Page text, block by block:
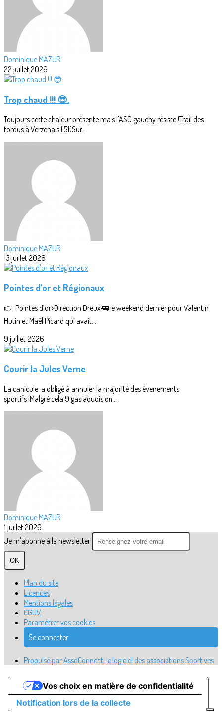
Dominique MAZUR
22 juillet 2026
Trop chaud !!! 😎.
Toujours cette chaleur présente mais l'ASG gauchy résiste !Trail des
tordus à Verzenais (51)Sur...
Dominique MAZUR
13 juillet 2026
Pointes d'or et Régionaux
👉 Pointes d’or>Direction Dreux🚌 le weekend dernier pour Valentin
Hutin et Maël Picard qui avait...
9 juillet 2026
Courir la Jules Verne
La canicule a obligé à annuler la majorité des évenements
sportifs !Malgrè cela 9 gasiaquois on...
Dominique MAZUR
1 juillet 2026
Je m'abonne à la newsletter
OK
Plan du site
Licences
Mentions légales
CGUV
Paramétrer vos cookies
Se connecter
Propulsé par AssoConnect, le logiciel des associations Sportives
Notification lors de la collecte
Vos choix en matière de confidentialité